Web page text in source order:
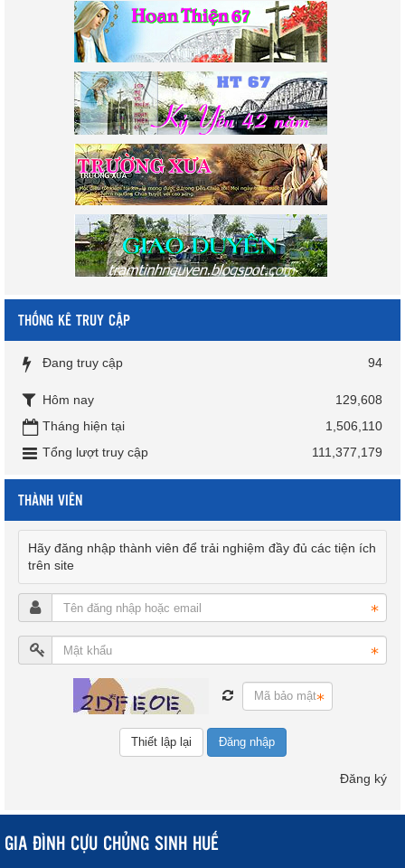
THỐNG KÊ TRUY CẬP
Đang truy cập 94
Hôm nay
129,608
Tháng hiện tại
1,506,110
Tổng lượt truy cập
111,377,179
THÀNH VIÊN
Hãy đăng nhập thành viên để trải nghiệm đầy đủ các tiện ích
trên site
Đăng nhập
Đăng ký
GIA ĐÌNH CỰU CHỦNG SINH HUẾ